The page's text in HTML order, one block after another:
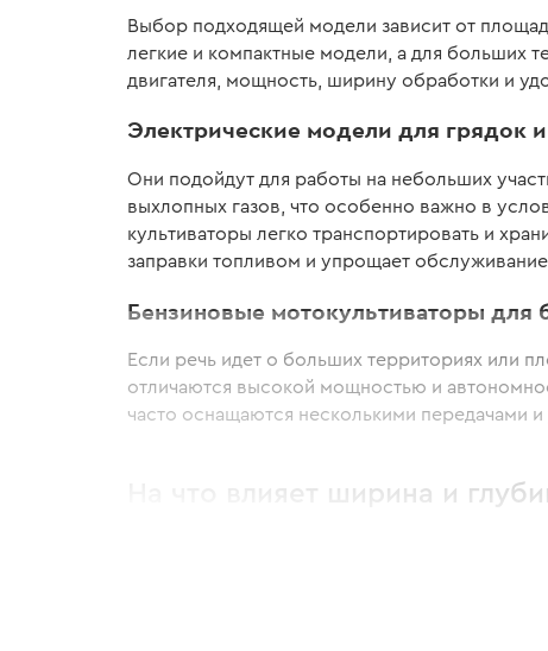
Выбор подходящей модели зависит от
легкие и компактные модели, а для больших
двигателя, мощность, ширину обработки и
Электрические модели для грядок
Они подойдут для работы на небольших
выхлопных газов, что особенно важно в
культиваторы легко транспортировать и
заправки топливом и упрощает
Бензиновые мотокультиваторы для
Если речь идет о больших территориях или
отличаются высокой мощностью и
часто оснащаются несколькими передачами
На что влияет ширина и
Чем шире захват фрез, тем быстрее вы